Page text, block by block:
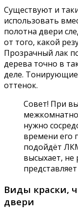
Существуют и
использовать
полотна двери
от того, какой
Прозрачный лак
дерева точно в
деле.
оттенок.
Совет! При
нужно
времени его
подойдёт
высыхает, не
Виды краски,
двери